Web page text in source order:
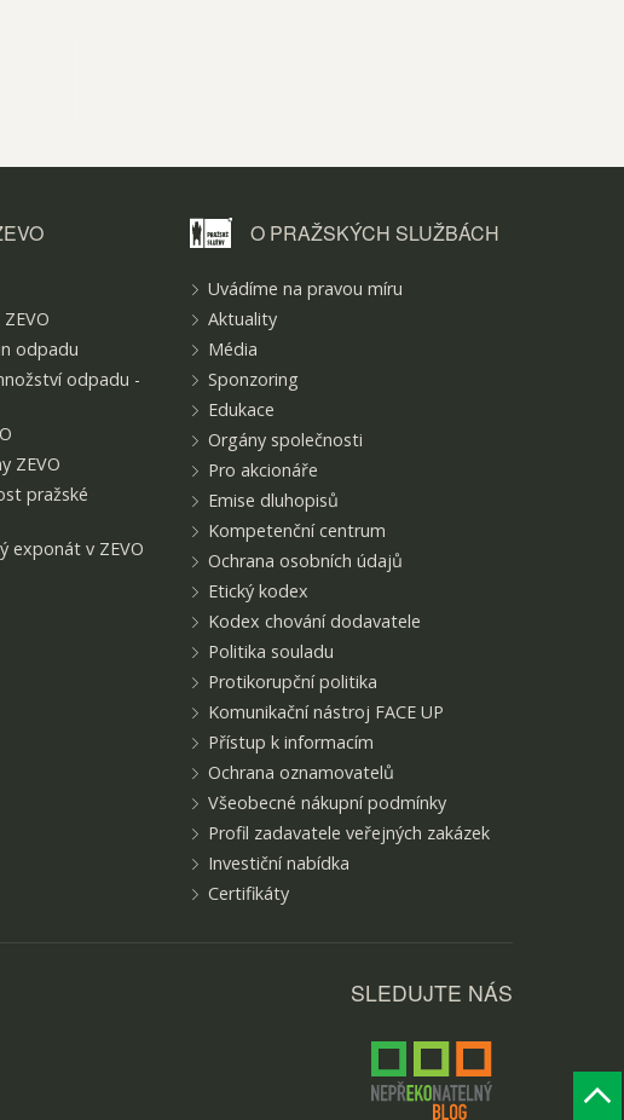
odpadu
odpadu -
ZEVO
pražské
exponát v ZEVO
O PRAŽSKÝCH SLUŽBÁCH
Uvádíme na pravou míru
Aktuality
Média
Sponzoring
Edukace
Orgány společnosti
Pro akcionáře
Emise dluhopisů
Kompetenční centrum
Ochrana osobních údajů
Etický kodex
Kodex chování dodavatele
Politika souladu
Protikorupční politika
Komunikační nástroj FACE UP
Přístup k informacím
Ochrana oznamovatelů
Všeobecné nákupní podmínky
Profil zadavatele veřejných zakázek
Investiční nabídka
Certifikáty
SLEDUJTE NÁS